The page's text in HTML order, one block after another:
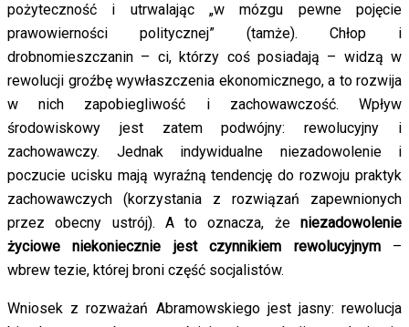
pożyteczność i utrwalając „w mózgu pewne pojęcie
prawowierności politycznej” (tamże). Chłop i
drobnomieszczanin – ci, którzy coś posiadają – widzą w
rewolucji groźbę wywłaszczenia ekonomicznego, a to rozwija
w nich zapobiegliwość i zachowawczość. Wpływ
środowiskowy jest zatem podwójny: rewolucyjny i
zachowawczy. Jednak indywidualne niezadowolenie i
poczucie ucisku mają wyraźną tendencję do rozwoju praktyk
zachowawczych (korzystania z rozwiązań zapewnionych
przez obecny ustrój). A to oznacza, że niezadowolenie
życiowe niekoniecznie jest czynnikiem rewolucyjnym–
wbrew tezie, której broni część socjalistów.
Wniosek z rozważań Abramowskiego jest jasny: rewolucja